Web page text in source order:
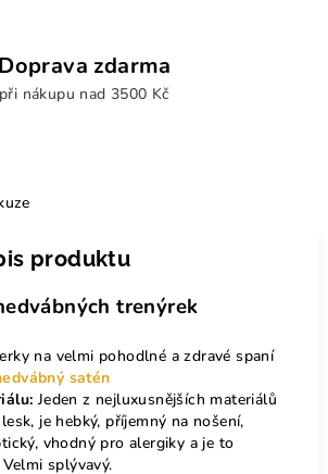
Doprava zdarma
při nákupu nad 3500 Kč
produktu
trenýrek
na velmi pohodlné a zdravé spaní
satén
Jeden z nejluxusnějších materiálů
je hebký, příjemný na nošení,
vhodný pro alergiky a je to
splývavý.